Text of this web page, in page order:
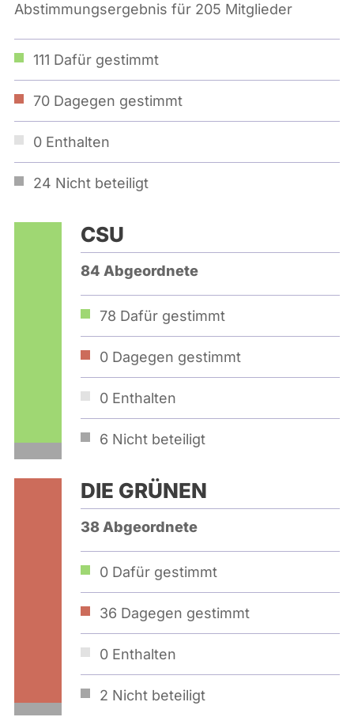
Abstimmungsergebnis für 205 Mitglieder
111 Dafür gestimmt
70 Dagegen gestimmt
0 Enthalten
24 Nicht beteiligt
CSU
84 Abgeordnete
78 Dafür gestimmt
0 Dagegen gestimmt
0 Enthalten
6 Nicht beteiligt
DIE GRÜNEN
38 Abgeordnete
0 Dafür gestimmt
36 Dagegen gestimmt
0 Enthalten
2 Nicht beteiligt